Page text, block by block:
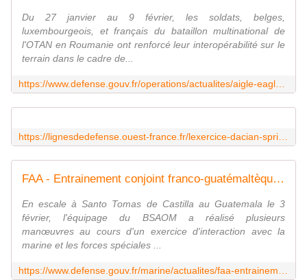
Du 27 janvier au 9 février, les soldats, belges,
luxembourgeois, et français du bataillon multinational de
l'OTAN en Roumanie ont renforcé leur interopérabilité sur le
terrain dans le cadre de...
FAA - Entrainement conjoint franco-guatémaltèque pour le Dumont d'Urville
En escale à Santo Tomas de Castilla au Guatemala le 3
février, l'équipage du BSAOM a réalisé plusieurs
manœuvres au cours d'un exercice d'interaction avec la
marine et les forces spéciales ...